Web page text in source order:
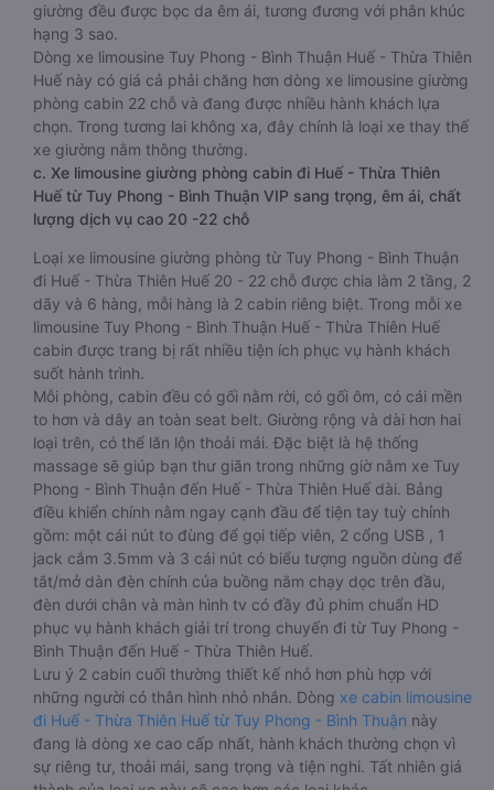
giường đều được bọc da êm ái, tương đương với phân khúc
hạng 3 sao.
Dòng xe limousine Tuy Phong - Bình Thuận Huế - Thừa Thiên
Huế này có giá cả phải chăng hơn dòng xe limousine giường
phòng cabin 22 chỗ và đang được nhiều hành khách lựa
chọn. Trong tương lai không xa, đây chính là loại xe thay thế
xe giường nằm thông thường.
c. Xe limousine giường phòng cabin đi Huế - Thừa Thiên
Huế từ Tuy Phong - Bình Thuận VIP sang trọng, êm ái, chất
lượng dịch vụ cao 20 -22 chỗ
Loại xe limousine giường phòng từ Tuy Phong - Bình Thuận
đi Huế - Thừa Thiên Huế 20 - 22 chỗ được chia làm 2 tầng, 2
dãy và 6 hàng, mỗi hàng là 2 cabin riêng biệt. Trong mỗi xe
limousine Tuy Phong - Bình Thuận Huế - Thừa Thiên Huế
cabin được trang bị rất nhiều tiện ích phục vụ hành khách
suốt hành trình.
Mỗi phòng, cabin đều có gối nằm rời, có gối ôm, có cái mền
to hơn và dây an toàn seat belt. Giường rộng và dài hơn hai
loại trên, có thể lăn lộn thoải mái. Đặc biệt là hệ thống
massage sẽ giúp bạn thư giãn trong những giờ nằm xe Tuy
Phong - Bình Thuận đến Huế - Thừa Thiên Huế dài. Bảng
điều khiển chính nằm ngay cạnh đầu để tiện tay tuỳ chỉnh
gồm: một cái nút to đùng để gọi tiếp viên, 2 cổng USB , 1
jack cắm 3.5mm và 3 cái nút có biểu tượng nguồn dùng để
tắt/mở dàn đèn chính của buồng nằm chạy dọc trên đầu,
đèn dưới chân và màn hình tv có đầy đủ phim chuẩn HD
phục vụ hành khách giải trí trong chuyến đi từ Tuy Phong -
Bình Thuận đến Huế - Thừa Thiên Huế.
Lưu ý 2 cabin cuối thường thiết kế nhỏ hơn phù hợp với
những người có thân hình nhỏ nhắn. Dòng xe cabin limousine
đi Huế - Thừa Thiên Huế từ Tuy Phong - Bình Thuận này
đang là dòng xe cao cấp nhất, hành khách thường chọn vì
sự riêng tư, thoải mái, sang trọng và tiện nghi. Tất nhiên giá